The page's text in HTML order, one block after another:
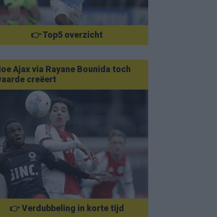
👉 Top5 overzicht
Ajax via Rayane Bounida toch
creëert
👉 Verdubbeling in korte tijd